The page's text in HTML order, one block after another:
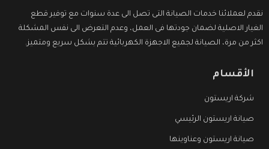
نقدم لعملائنا خدمات الصيانة التى تصل الى عدة سنوات مع توفير قطع
الغيار الاصلية لضمان جودتها فى العمل، وعدم التعرض الى نفس المشكلة
اكثر من مرة، الصيانة لجميع الاجهزة الكهربائية تتم بشكل سريع ومتميز.
الأقسام
شركة اريستون
صيانة اريستون الرئيسي
صيانة اريستون وعناوينها